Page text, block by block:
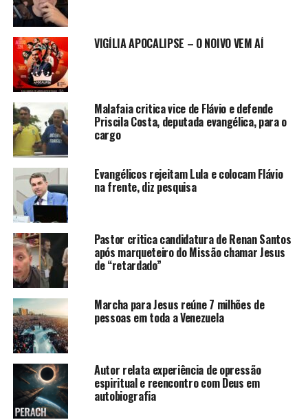
VIGÍLIA APOCALIPSE – O NOIVO VEM AÍ
Malafaia critica vice de Flávio e defende
Priscila Costa, deputada evangélica, para o
cargo
Evangélicos rejeitam Lula e colocam Flávio
na frente, diz pesquisa
Pastor critica candidatura de Renan Santos
após marqueteiro do Missão chamar Jesus
de “retardado”
Marcha para Jesus reúne 7 milhões de
pessoas em toda a Venezuela
Autor relata experiência de opressão
espiritual e reencontro com Deus em
autobiografia